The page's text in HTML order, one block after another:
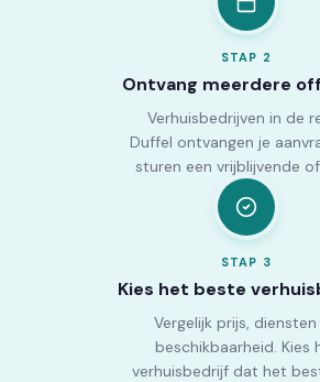
STAP 2
Ontvang meerdere
Verhuisbedrijven in de
Duffel ontvangen je
sturen een vrijblijvende
STAP 3
Kies het beste
Vergelijk prijs, diensten
beschikbaarheid. Kies
verhuisbedrijf dat het